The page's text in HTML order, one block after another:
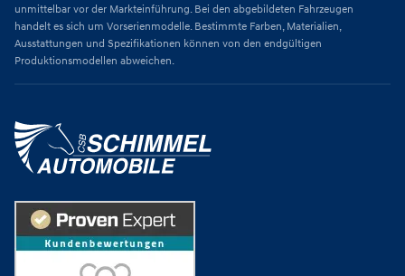
unmittelbar vor der Markteinführung. Bei den abgebildeten Fahrzeugen
handelt es sich um Vorserienmodelle. Bestimmte Farben, Materialien,
Ausstattungen und Spezifikationen können von den endgültigen
Produktionsmodellen abweichen.